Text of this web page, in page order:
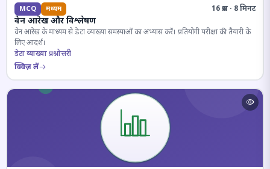
MCQ मध्यम 16 प्रश्न · 8 मिनट
वेन आरेख और विश्लेषण
वेन आरेख के माध्यम से डेटा व्याख्या समस्याओं का अभ्यास करें। प्रतियोगी परीक्षा की तैयारी के
लिए आदर्श।
डेटा व्याख्या प्रश्नोत्तरी
क्विज़ लें